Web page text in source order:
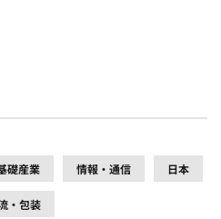
礎産業 情報・通信 日本
・包装